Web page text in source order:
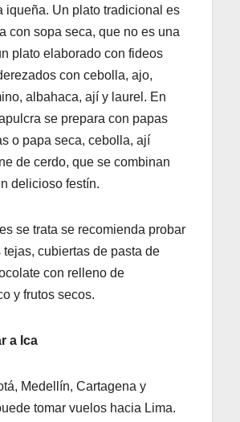
iqueña. Un plato tradicional es
con sopa seca, que no es una
plato elaborado con fideos
con cebolla, ajo,
albahaca, ají y laurel. En
se prepara con papas
o papa seca, cebolla, ají
de cerdo, que se combinan
delicioso festín.
se trata se recomienda probar
tejas, cubiertas de pasta de
con relleno de
y frutos secos.
a Ica
Medellín, Cartagena y
tomar vuelos hacia Lima.